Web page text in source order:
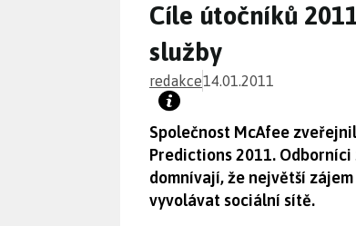
Cíle útočníků
služby
redakce14.01.2011
Společnost McAfee
Predictions 2011.
domnívají, že největší
vyvolávat sociální sítě.